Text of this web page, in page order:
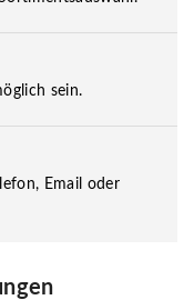
sein.
Email oder